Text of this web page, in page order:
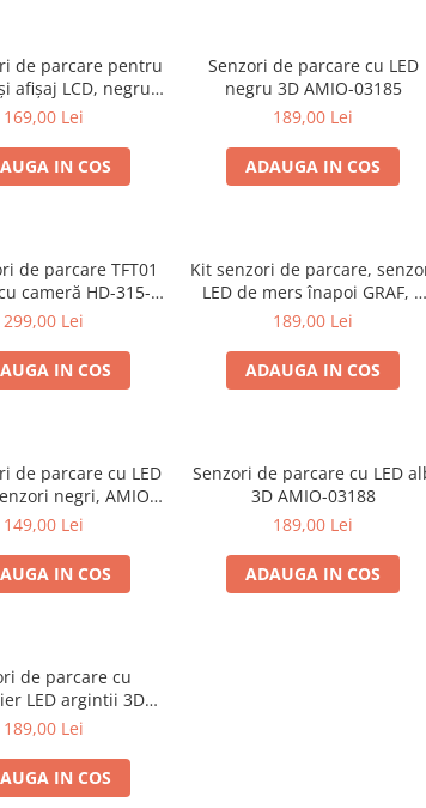
de parcare pentru
afișaj LCD, negru,
AMIO-02989
169,00 Lei
IN COS
Senzori de parcare cu LED
negru 3D AMIO-03185
189,00 Lei
ADAUGA IN COS
de parcare TFT01
cameră HD-315-
4 senzori, negru
299,00 Lei
IN COS
Kit senzori de parcare,
LED de mers înapoi GRAF, 4
senzori argintii AMIO-01561
189,00 Lei
ADAUGA IN COS
de parcare cu LED
negri, AMIO-
02281
149,00 Lei
IN COS
Senzori de parcare cu LED
3D AMIO-03188
189,00 Lei
ADAUGA IN COS
de parcare cu
LED argintii 3D
AMIO-03187
189,00 Lei
IN COS